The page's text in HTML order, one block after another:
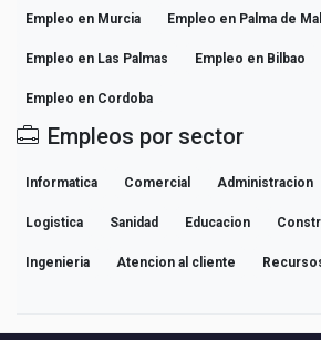
Empleo en Murcia Empleo en Palma de
Empleo en Las Palmas Empleo en Bilbao
Empleo en Cordoba
Empleos por sector
Informatica Comercial Administracion
Logistica Sanidad Educacion
Ingenieria Atencion al cliente